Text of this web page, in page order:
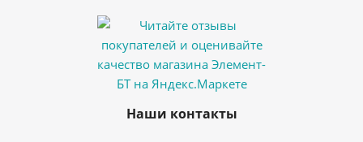
Наши контакты